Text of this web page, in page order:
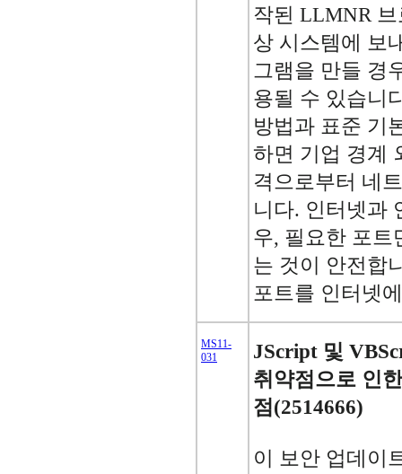
작된 LLMNR
상 시스템에 보
그램을 만들 경
용될 수 있습니
방법과 표준 기
하면 기업 경계
격으로부터 네
니다. 인터넷과
우, 필요한 포트
는 것이 안전합
포트를 인터넷
MS11-
031
JScript 및
취약점으로 인
점(2514666)
이 보안 업데이